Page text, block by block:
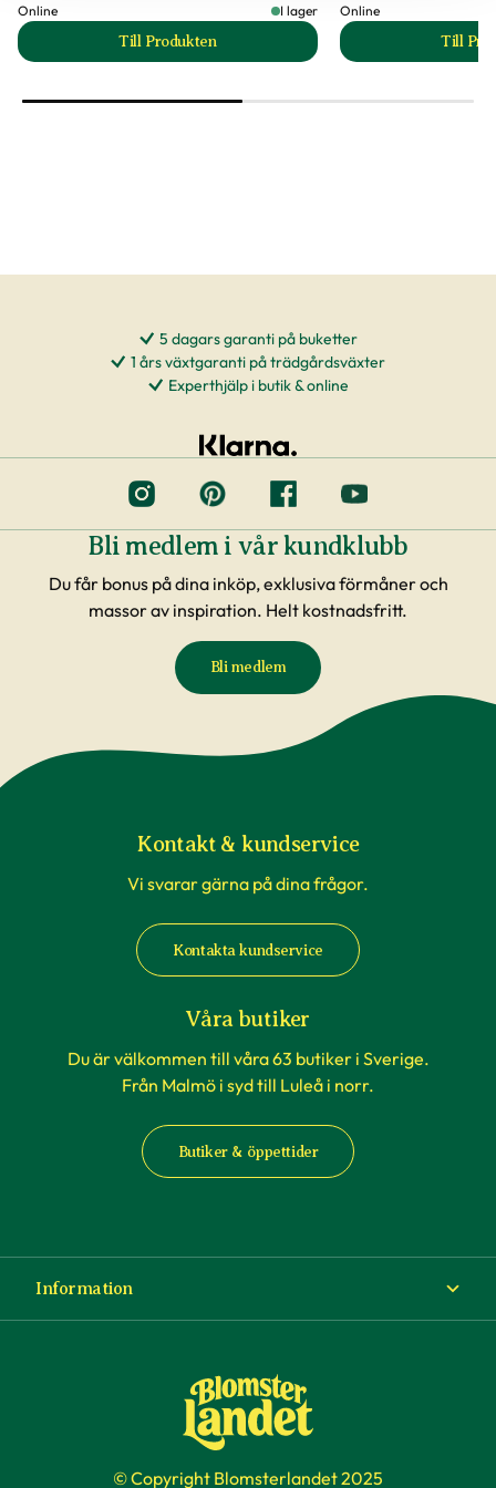
Online
I lager
Till Produkten
till Fat till utomhuskruka produktsida
Online
Till
5 dagars garanti på buketter
1 års växtgaranti på trädgårdsväxter
Experthjälp i butik & online
Bli medlem i vår kundklubb
Du får bonus på dina inköp, exklusiva förmåner och
massor av inspiration. Helt kostnadsfritt.
Bli medlem
Kontakt & kundservice
Vi svarar gärna på dina frågor.
Kontakta kundservice
Våra butiker
Du är välkommen till våra 63 butiker i Sverige.
Från Malmö i syd till Luleå i norr.
Butiker & öppettider
Information
Köp- och leveransvillkor
© Copyright Blomsterlandet 2025